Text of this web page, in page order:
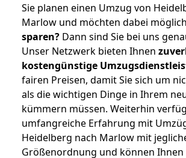
Sie planen einen Umzug von
Marlow und möchten dabei
sparen? Dann sind Sie bei uns
Unser Netzwerk bieten Ihnen
kostengünstige
fairen Preisen, damit Sie sich um
als die wichtigen Dinge in Ihrem
kümmern müssen. Weiterhin
umfangreiche Erfahrung mit
Heidelberg nach Marlow mit
Größenordnung und können